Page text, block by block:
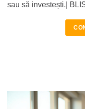
sau să investești.|